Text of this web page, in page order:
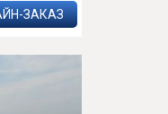
ЗАКАЗ